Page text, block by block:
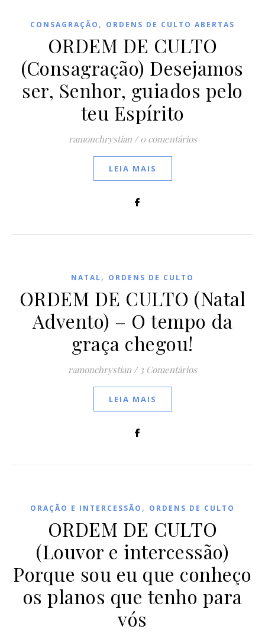
CONSAGRAÇÃO , ORDENS DE CULTO ABERTAS
ORDEM DE CULTO
(Consagração) Desejamos
ser, Senhor, guiados pelo
teu Espírito
ramonchrystian / 0 comentários
LEIA MAIS
NATAL, ORDENS DE CULTO
ORDEM DE CULTO (Natal
Advento) – O tempo da
graça chegou!
ramonchrystian / 3 Comentários
LEIA MAIS
ORAÇÃO E INTERCESSÃO , ORDENS DE CULTO
ORDEM DE CULTO
(Louvor e intercessão)
Porque sou eu que conheço
os planos que tenho para
vós